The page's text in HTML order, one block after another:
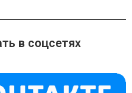
в соцсетях